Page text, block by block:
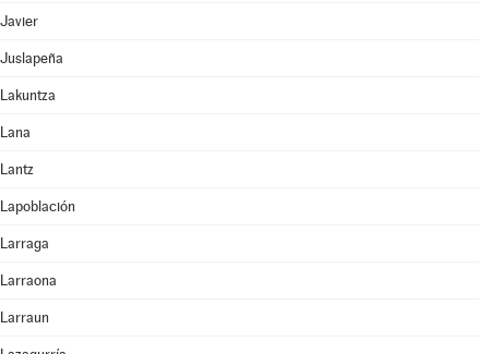
Javier
Juslapeña
Lakuntza
Lana
Lantz
Lapoblación
Larraga
Larraona
Larraun